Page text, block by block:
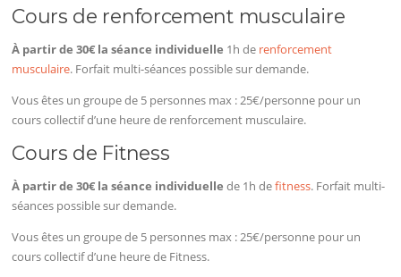
Cours de renforcement musculaire
À partir de 30€ la séance individuelle 1h de renforcement
musculaire. Forfait multi-séances possible sur demande.
Vous êtes un groupe de 5 personnes max : 25€/personne pour un
cours collectif d’une heure de renforcement musculaire.
Cours de Fitness
À partir de 30€ la séance individuelle de 1h defitness. Forfait multi-
séances possible sur demande.
Vous êtes un groupe de 5 personnes max : 25€/personne pour un
cours collectif d’une heure de Fitness.